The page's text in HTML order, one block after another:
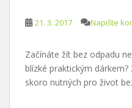
21. 3. 2017 Napište
Začínáte žít bez odpadu
blízké praktickým
skoro nutných pro život